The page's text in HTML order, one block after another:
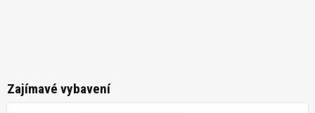
Zajímavé vybavení